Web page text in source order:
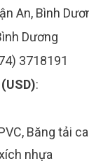
An, Bình
Dương
3718191
:
Băng tải
nhựa